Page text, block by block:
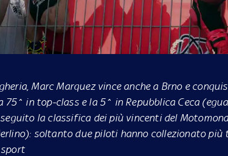
Marc Marquez vince anche a Brno e
75^ in top-class e la 5^ in Repubblica Ceca
seguito la classifica dei più vincenti del
soltanto due piloti hanno collezionato